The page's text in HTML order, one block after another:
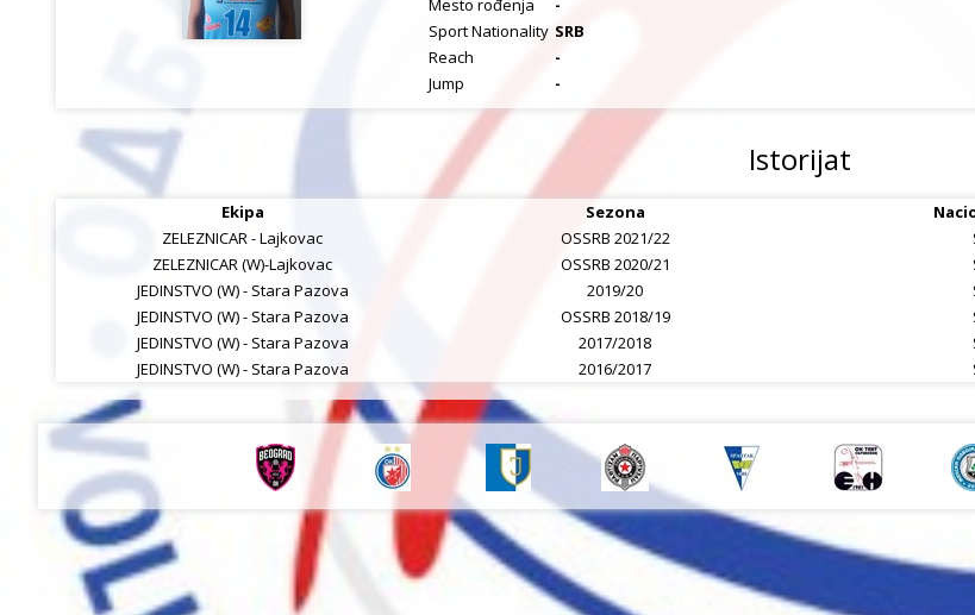
Mesto rođenja
-
Sport Nationality SRB
Reach
-
Jump
-
Istorijat
Ekipa Sezona
ZELEZNICAR - Lajkovac
OSSRB 2021/22
ZELEZNICAR (W)-Lajkovac
OSSRB 2020/21
JEDINSTVO (W) - Stara Pazova
2019/20
JEDINSTVO (W) - Stara Pazova
OSSRB 2018/19
JEDINSTVO (W) - Stara Pazova
2017/2018
JEDINSTVO (W) - Stara Pazova
2016/2017